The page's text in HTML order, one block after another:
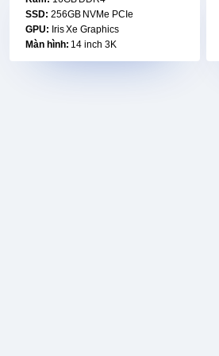
SSD: 256GB NVMe PCIe
GPU: Iris Xe Graphics
Màn hình: 14 inch 3K